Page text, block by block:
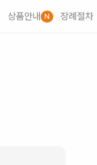
상품안내 N 장례절차